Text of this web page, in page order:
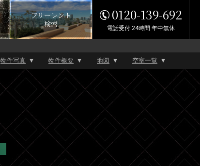
フリーレント
検索
0120-139-692
電話受付 24時間 年中無休
物件写真 物件概要 地図 空室一覧